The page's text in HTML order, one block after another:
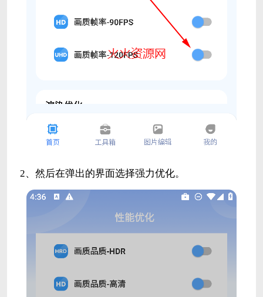
2、然后在弹出的界面选择强力优化。